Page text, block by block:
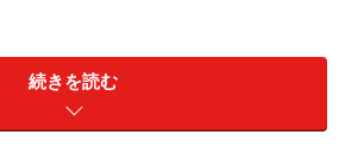
こうばしい臭いが鼻を突き、薄暗
気で包まれています。1回まわせ
ことになるというマニ車を備えた
続きを読む